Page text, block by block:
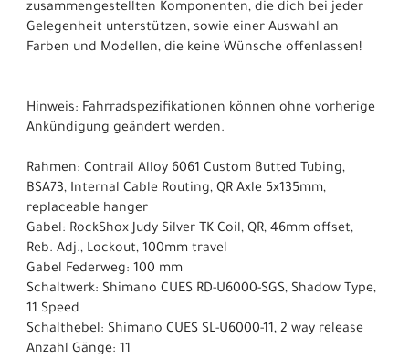
zusammengestellten Komponenten, die dich bei jeder
Gelegenheit unterstützen, sowie einer Auswahl an
Farben und Modellen, die keine Wünsche offenlassen!
Hinweis: Fahrradspezifikationen können ohne vorherige
Ankündigung geändert werden.
Rahmen: Contrail Alloy 6061 Custom Butted Tubing,
BSA73, Internal Cable Routing, QR Axle 5x135mm,
replaceable hanger
Gabel: RockShox Judy Silver TK Coil, QR, 46mm offset,
Reb. Adj., Lockout, 100mm travel
Gabel Federweg: 100 mm
Schaltwerk: Shimano CUES RD-U6000-SGS, Shadow Type,
11 Speed
Schalthebel: Shimano CUES SL-U6000-11, 2 way release
Anzahl Gänge: 11